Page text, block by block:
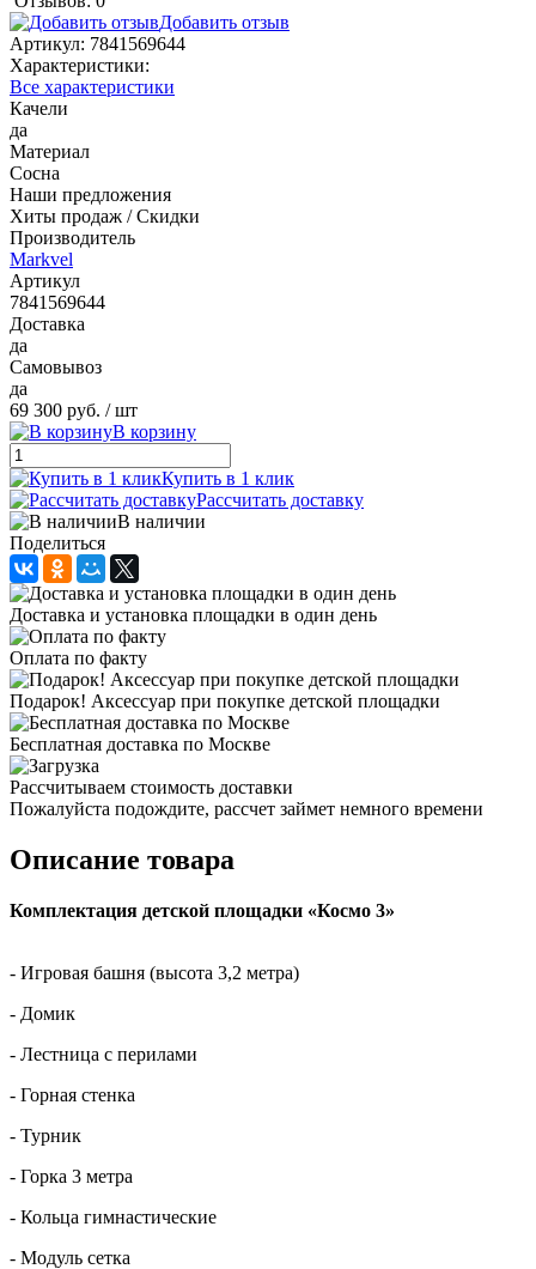
Добавить отзыв
Артикул: 7841569644
Характеристики:
Все характеристики
Качели
да
Материал
Сосна
Наши предложения
Хиты продаж / Скидки
Производитель
Markvel
Артикул
7841569644
Доставка
да
Самовывоз
да
69 300 руб. / шт
В корзину
Купить в 1 клик
Рассчитать доставку
В наличии
Поделиться
Доставка и установка площадки в один день
Оплата по факту
Подарок! Аксессуар при покупке детской площадки
Бесплатная доставка по Москве
Рассчитываем стоимость доставки
Пожалуйста подождите, рассчет займет немного времени
Описание товара
Комплектация детской площадки «Космо 3»
- Игровая башня (высота 3,2 метра)
- Домик
- Лестница с перилами
- Горная стенка
- Турник
- Горка 3 метра
- Кольца гимнастические
- Модуль сетка